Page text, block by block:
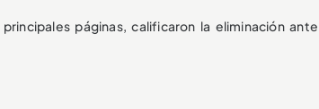
páginas, calificaron la eliminación ante